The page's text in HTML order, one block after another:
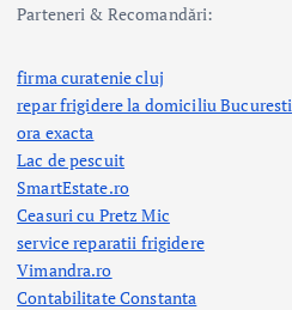
Parteneri & Recomandări:
firma curatenie cluj
repar frigidere la domiciliu Bucuresti
ora exacta
Lac de pescuit
SmartEstate.ro
Ceasuri cu Pretz Mic
service reparatii frigidere
Vimandra.ro
Contabilitate Constanta